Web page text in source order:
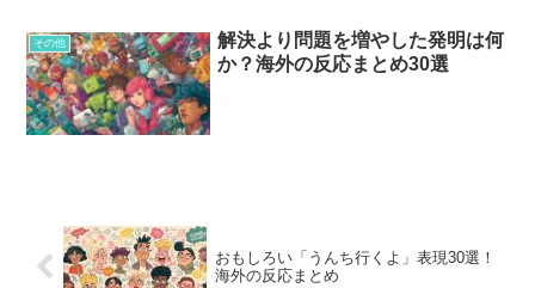
その他
解決より問題を増やした発明は何
か？海外の反応まとめ30選
おもしろい「うんち行くよ」表現30選！
海外の反応まとめ